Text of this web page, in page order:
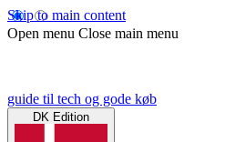
Skip to main content
Open menu Close main menu
guide til tech og gode køb
DK Edition